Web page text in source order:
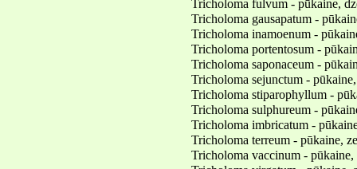
Tricholoma fulvum - pūkaine,
Tricholoma gausapatum -
Tricholoma inamoenum -
Tricholoma portentosum -
Tricholoma saponaceum -
Tricholoma sejunctum -
Tricholoma stiparophyllum -
Tricholoma sulphureum -
Tricholoma imbricatum -
Tricholoma terreum - pūkaine,
Tricholoma vaccinum -